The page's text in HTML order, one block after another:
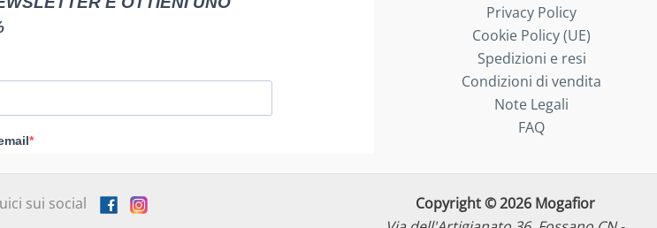
Privacy Policy
Cookie Policy (UE)
Spedizioni e resi
Condizioni di vendita
Note Legali
FAQ
sui social
Copyright © 2026 Mogafior